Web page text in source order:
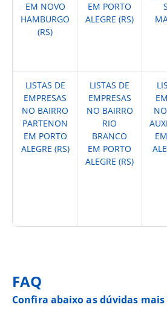
EM NOVO
HAMBURGO
(RS)
EM PORTO
ALEGRE (RS)
LISTAS DE
EMPRESAS
NO BAIRRO
PARTENON
EM PORTO
ALEGRE (RS)
LISTAS DE
EMPRESAS
NO BAIRRO
RIO
BRANCO
EM PORTO
ALEGRE (RS)
FAQ
Confira abaixo as dúvidas